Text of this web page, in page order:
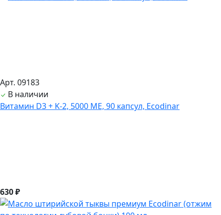
Арт. 09183
В наличии
Витамин D3 + K-2, 5000 ME, 90 капсул, Ecodinar
630 ₽